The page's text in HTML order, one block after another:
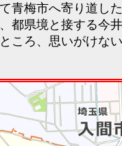
青梅市へ寄り道し
都県境と接する今
ころ、思いがけな